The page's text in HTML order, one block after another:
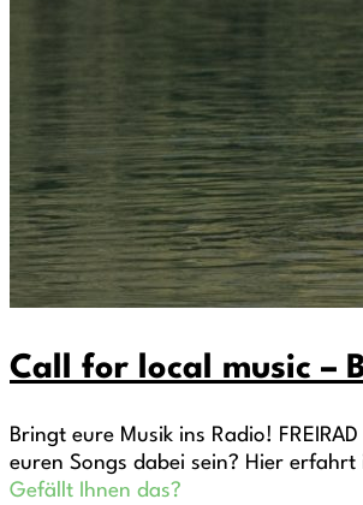
Call for local music –
Bringt eure Musik ins Radio!
euren Songs dabei sein? Hier erfahrt
Gefällt Ihnen das?